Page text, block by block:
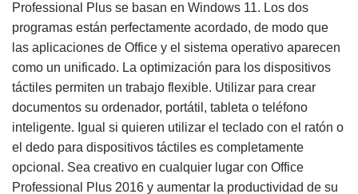
Professional Plus se basan en Windows 11. Los dos
programas están perfectamente acordado, de modo que
las aplicaciones de Office y el sistema operativo aparecen
como un unificado. La optimización para los dispositivos
táctiles permiten un trabajo flexible. Utilizar para crear
documentos su ordenador, portátil, tableta o teléfono
inteligente. Igual si quieren utilizar el teclado con el ratón o
el dedo para dispositivos táctiles es completamente
opcional. Sea creativo en cualquier lugar con Office
Professional Plus 2016 y aumentar la productividad de su